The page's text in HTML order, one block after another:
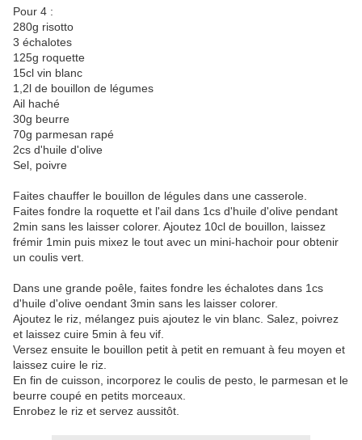
Pour 4 :
280g risotto
3 échalotes
125g roquette
15cl vin blanc
1,2l de bouillon de légumes
Ail haché
30g beurre
70g parmesan rapé
2cs d'huile d'olive
Sel, poivre
Faites chauffer le bouillon de légules dans une casserole.
Faites fondre la roquette et l'ail dans 1cs d'huile d'olive pendant
2min sans les laisser colorer. Ajoutez 10cl de bouillon, laissez
frémir 1min puis mixez le tout avec un mini-hachoir pour obtenir
un coulis vert.
Dans une grande poêle, faites fondre les échalotes dans 1cs
d'huile d'olive oendant 3min sans les laisser colorer.
Ajoutez le riz, mélangez puis ajoutez le vin blanc. Salez, poivrez
et laissez cuire 5min à feu vif.
Versez ensuite le bouillon petit à petit en remuant à feu moyen et
laissez cuire le riz.
En fin de cuisson, incorporez le coulis de pesto, le parmesan et le
beurre coupé en petits morceaux.
Enrobez le riz et servez aussitôt.